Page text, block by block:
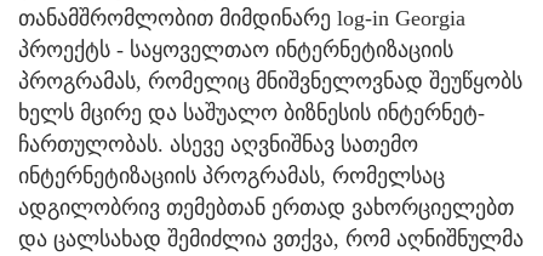
თანამშრომლობით მიმდინარე log-in Georgia
პროექტს - საყოველთაო ინტერნეტიზაციის
პროგრამას, რომელიც მნიშვნელოვნად შეუწყობს
ხელს მცირე და საშუალო ბიზნესის ინტერნეტ-
ჩართულობას. ასევე აღვნიშნავ სათემო
ინტერნეტიზაციის პროგრამას, რომელსაც
ადგილობრივ თემებთან ერთად ვახორციელებთ
და ცალსახად შემიძლია ვთქვა, რომ აღნიშნულმა